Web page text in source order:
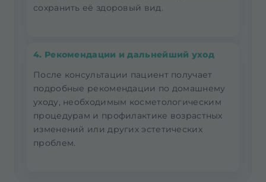
сохранить её здоровый вид.
4. Рекомендации и дальнейший уход
После консультации пациент получает
подробные рекомендации по домашнему
уходу, необходимым косметологическим
процедурам и профилактике возрастных
изменений или других эстетических
проблем.